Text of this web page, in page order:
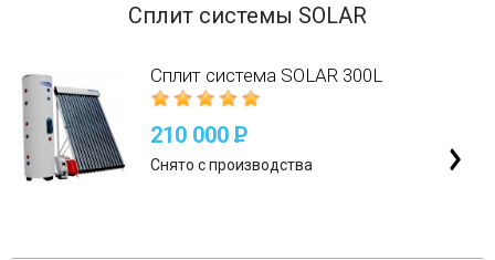
Сплит системы SOLAR
Сплит система SOLAR 300L
210 000P
Снято с производства